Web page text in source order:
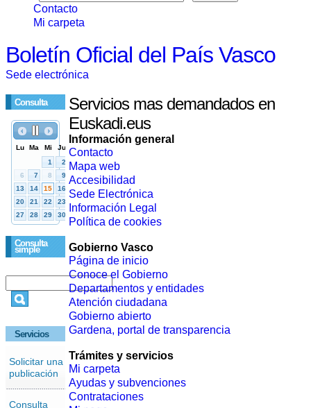
Contacto
Mi carpeta
Boletín Oficial del País Vasco
Sede electrónica
Consulta
Consulta
simple
Servicios
Solicitar una
publicación
Consulta
Servicios mas demandados en
Euskadi.eus
Información general
Contacto
Mapa web
Accesibilidad
Sede Electrónica
Información Legal
Política de cookies
Gobierno Vasco
Página de inicio
Conoce el Gobierno
Departamentos y entidades
Atención ciudadana
Gobierno abierto
Gardena, portal de transparencia
Trámites y servicios
Mi carpeta
Ayudas y subvenciones
Contrataciones